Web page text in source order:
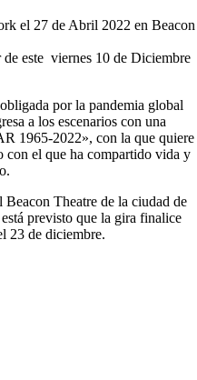
el 27 de Abril 2022 en Beacon
este viernes 10 de Diciembre
por la pandemia global
a los escenarios con una
1965-2022», con la que quiere
con el que ha compartido vida y
Theatre de la ciudad de
previsto que la gira finalice
23 de diciembre.